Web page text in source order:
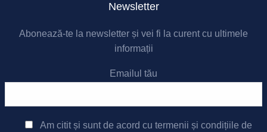
Newsletter
Abonează-te la newsletter și vei fi la curent cu ultimele
informații
Emailul tău
Am citit și sunt de acord cu termenii și condițiile de